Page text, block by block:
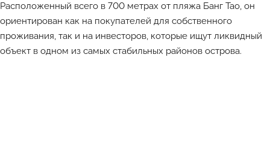
Расположенный всего в 700 метрах от пляжа Банг Тао, он
ориентирован как на покупателей для собственного
проживания, так и на инвесторов, которые ищут ликвидный
объект в одном из самых стабильных районов острова.